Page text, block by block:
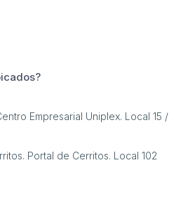
Empresarial Uniplex. Local 15 /
Portal de Cerritos. Local 102